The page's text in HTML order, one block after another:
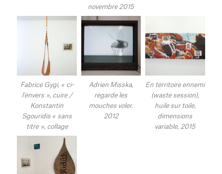
novembre 2015
Fabrice Gygi, « ci-
l’envers », cuire /
Konstantin
Sgouridis « sans
titre », collage
Adrien Misska,
regarde les
mouches voler.
2012
En territoire ennemi
(waste session),
huile sur toile,
dimensions
variable, 2015